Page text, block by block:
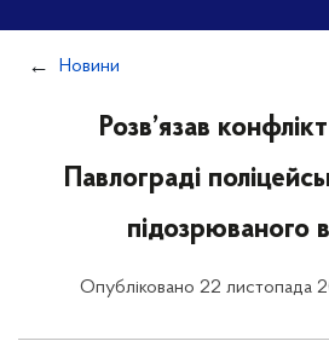
Новини
Розв’язав
Павлограді
підозрюваного
Опубліковано 22 листопада